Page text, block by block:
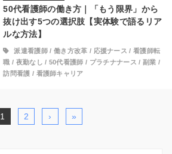
50代看護師の働き方｜「もう限界」から
抜け出す5つの選択肢【実体験で語るリア
ルな方法】
派遣看護師/ 働き方改革 / 応援ナース /看護師転
職 / 夜勤なし / 50代看護師 / プラチナナース / 副業 /
訪問看護 / 看護師キャリア
1 2 › »